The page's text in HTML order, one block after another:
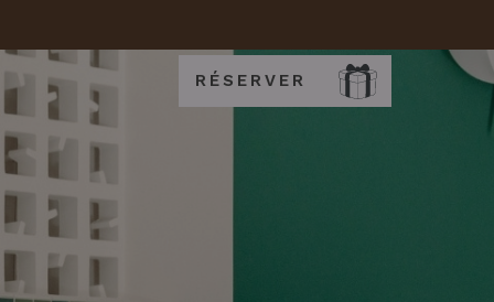
RÉSERVER